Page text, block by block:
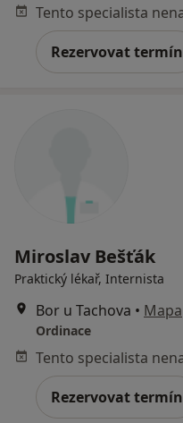
Rezervovat termín
Miroslav Bešťák
Praktický lékař, Internista
Bor u Tachova • Mapa
Ordinace
Rezervovat termín